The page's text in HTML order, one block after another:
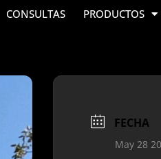
CONSULTAS
PRODUCTOS
FECHA
May 28